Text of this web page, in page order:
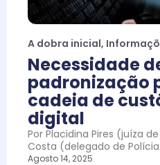
A dobra inicial,
Necessidade
padronização
cadeia de
digital
Por Placidina Pires (juíza
Costa (delegado de
Agosto 14, 2025